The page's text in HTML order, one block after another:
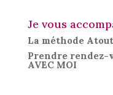
Je vous
La méthode
Prendre rendez-
AVEC MOI